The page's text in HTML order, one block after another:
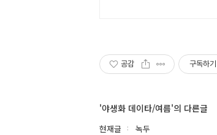
공감 구독하기
'야생화 데이타/여름'의 다른글
현재글 녹두